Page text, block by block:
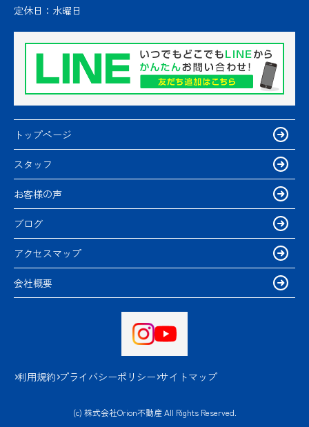
定休日： 水曜日
トップページ
スタッフ
お客様の声
ブログ
アクセスマップ
会社概要
利用規約 プライバシーポリシー サイトマップ
(c) 株式会社Orion不動産 All Rights Reserved.